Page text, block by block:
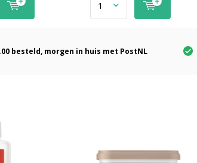
besteld, morgen in huis met PostNL